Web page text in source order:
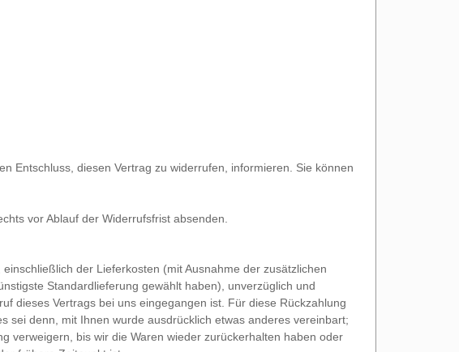
Entschluss, diesen Vertrag zu widerrufen, informieren. Sie können
vor Ablauf der Widerrufsfrist absenden.
der Lieferkosten (mit Ausnahme der zusätzlichen
Standardlieferung gewählt haben), unverzüglich und
dieses Vertrags bei uns eingegangen ist. Für diese Rückzahlung
sei denn, mit Ihnen wurde ausdrücklich etwas anderes vereinbart;
verweigern, bis wir die Waren wieder zurückerhalten haben oder